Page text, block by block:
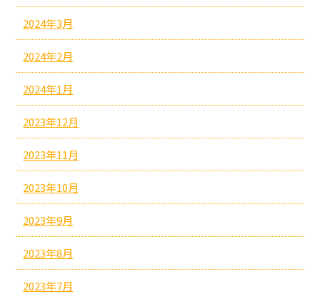
2024年3月
2024年2月
2024年1月
2023年12月
2023年11月
2023年10月
2023年9月
2023年8月
2023年7月